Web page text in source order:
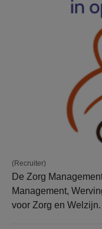
(Recruiter)
De Zorg
Management,
voor Zorg en